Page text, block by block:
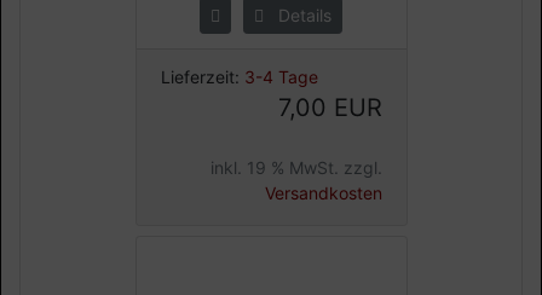
Details
Lieferzeit: 3-4 Tage
7,00 EUR
inkl. 19 % MwSt. zzgl.
Versandkosten